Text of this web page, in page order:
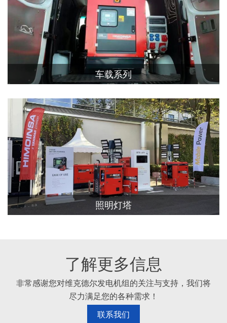
车载系列
照明灯塔
了解更多信息
非常感谢您对维克德尔发电机组的关注与支持，我们将
尽力满足您的各种需求！
联系我们